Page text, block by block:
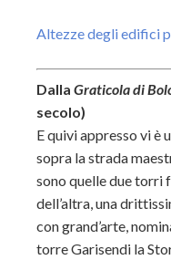
Altezze degli edifici
Dalla Graticola di
secolo)
E quivi appresso vi è
sopra la strada
sono quelle due torri
dell’altra, una
con grand’arte,
torre Garisendi la